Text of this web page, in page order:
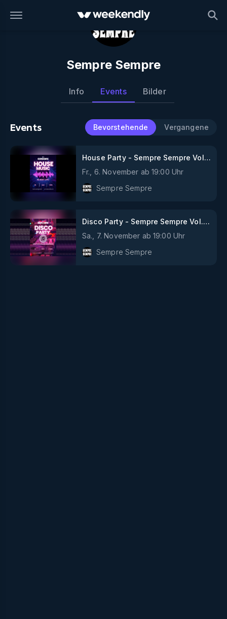
Sempre Sempre
Info Events Bilder
Events Bevorstehende Vergangene
House Party - Sempre Sempre Vol.
18
Fr., 6. November ab 19:00 Uhr
Sempre Sempre
Disco Party - Sempre Sempre Vol.
19
Sa., 7. November ab 19:00 Uhr
Sempre Sempre